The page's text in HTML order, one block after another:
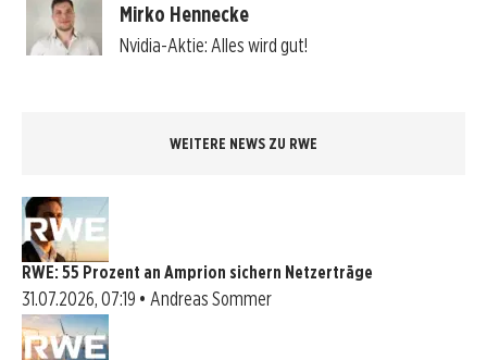
Mirko Hennecke
Nvidia-Aktie: Alles wird gut!
WEITERE NEWS ZU RWE
RWE: 55 Prozent an Amprion sichern Netzerträge
31.07.2026, 07:19 • Andreas Sommer